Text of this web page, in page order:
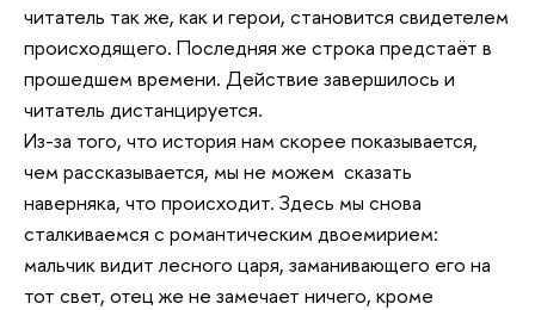
читатель так же, как и герои, становится свидетелем
происходящего. Последняя же строка предстаёт в
прошедшем времени. Действие завершилось и
читатель дистанцируется.
Из-за того, что история нам скорее показывается,
чем рассказывается, мы не можем сказать
наверняка, что происходит. Здесь мы снова
сталкиваемся с романтическим двоемирием:
мальчик видит лесного царя, заманивающего его на
тот свет, отец же не замечает ничего, кроме